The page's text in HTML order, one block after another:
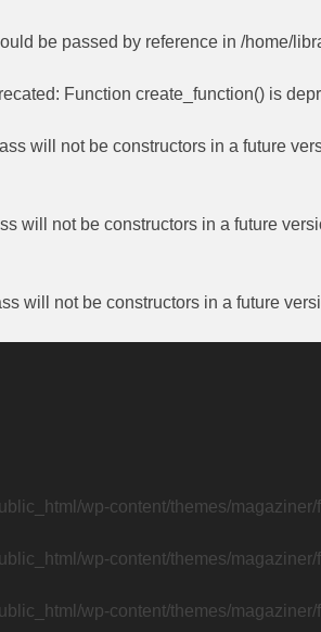
be passed by reference in /home/
: Function create_function() is
will not be constructors in a future
will not be constructors in a future
will not be constructors in a future
wp-content/themes/
wp-content/themes/
wp-content/themes/